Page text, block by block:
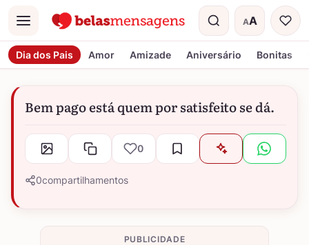
Menu AA
Tamanho do
Dia dos Pais Amor Amizade Aniversário Bonitas
Bem pago está quem por satisfeito se dá.
0
0compartilhamentos
PUBLICIDADE